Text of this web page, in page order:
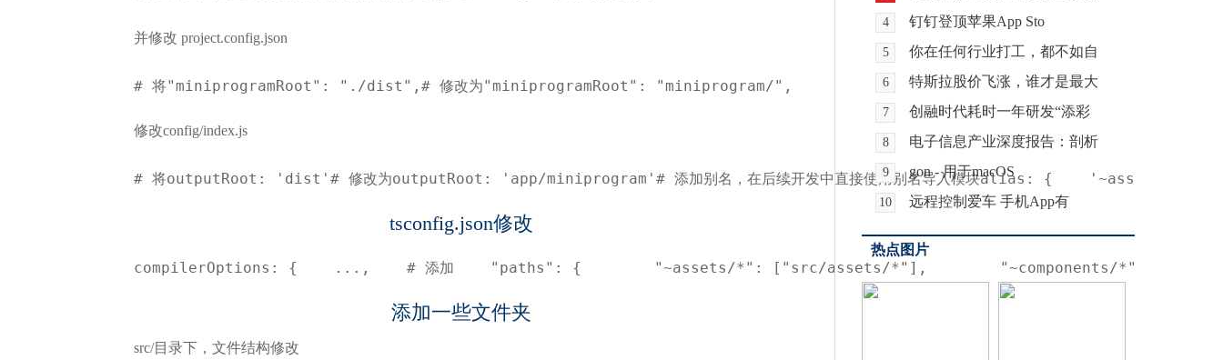
并修改 project.config.json
# 将"miniprogramRoot": "./dist",# 修改为"miniprogramRoot": "miniprogram/",
修改config/index.js
# 将outputRoot: 'dist'# 修改为outputRoot: 'app/miniprogram'# 添加别名，在后续开发中直接使用别名导入模块
tsconfig.json修改
compilerOptions: {    ...,    # 添加    "paths": {        "~assets/*": ["src/assets/*"],        "~components/*":
添加一些文件夹
src/目录下，文件结构修改
4 钉钉登顶苹果App Sto
5 你在任何行业打工，都不如自
6 特斯拉股价飞涨，谁才是最大
7 创融时代耗时一年研发“添彩
8 电子信息产业深度报告：剖析
9 gon - 用于macOS
10 远程控制爱车 手机App有
热点图片